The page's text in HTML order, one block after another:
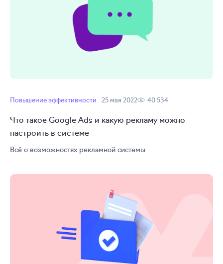
Повышение эффективности 25 мая 2022 40 534
Что такое Google Ads и какую рекламу можно
настроить в системе
Всё о возможностях рекламной системы